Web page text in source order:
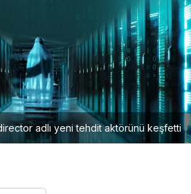
adlı yeni tehdit aktörünü keşfetti